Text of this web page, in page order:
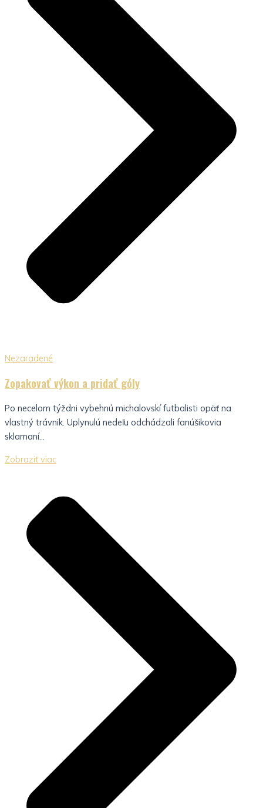
Nezaradené
Zopakovať výkon a pridať góly
Po necelom týždni vybehnú michalovskí futbalisti opäť na
vlastný trávnik. Uplynulú nedeľu odchádzali fanúšikovia
sklamaní...
Zobraziť viac